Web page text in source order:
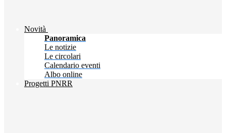
Novità
Panoramica
Le notizie
Le circolari
Calendario eventi
Albo online
Progetti PNRR